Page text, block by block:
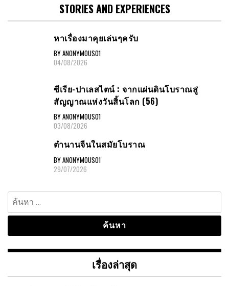
STORIES AND EXPERIENCES
หาเรื่องมาคุยเล่นๆครับ
BY ANONYMOUS01
04/08/2026
ซีเรีย-ปาเลสไตน์ : จากแผ่นดินโบราณสู่
สัญญาณแห่งวันสิ้นโลก (56)
BY ANONYMOUS01
03/08/2026
ตำนานจีนในสมัยโบราณ
BY ANONYMOUS01
29/07/2026
ค้นหา
สำหรับ:
เรื่องล่าสุด